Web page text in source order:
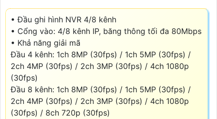
• Đầu ghi hình NVR 4/8 kênh
• Cổng vào: 4/8 kênh IP, băng thông tối đa 80Mbps
• Khả năng giải mã
Đầu 4 kênh: 1ch 8MP (30fps) / 1ch 5MP (30fps) /
2ch 4MP (30fps) / 2ch 3MP (30fps) / 4ch 1080p
(30fps)
Đầu 8 kênh: 1ch 8MP (30fps) / 1ch 5MP (30fps) /
2ch 4MP (30fps) / 2ch 3MP (30fps) / 4ch 1080p
(30fps) / 8ch 720p (30fps)